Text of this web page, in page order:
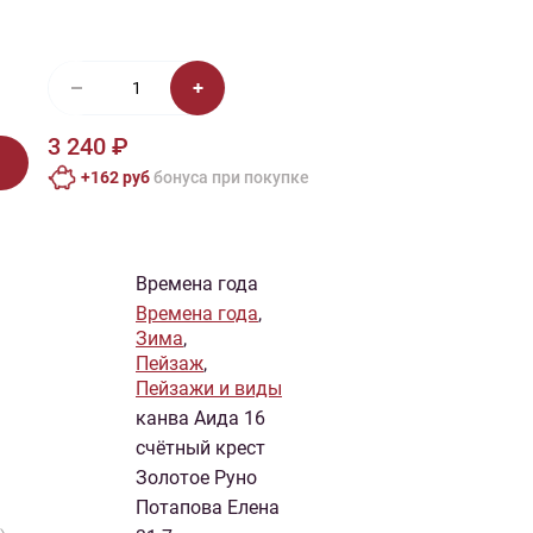
Платье Плед
3 240 ₽
+162 руббонусa при покупке
Времена года
Времена года,
Зима,
Пейзаж,
Пейзажи и виды
канва Аида 16
счётный крест
Золотое Руно
Потапова Елена